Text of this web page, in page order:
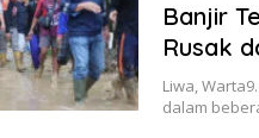
Banjir
Rusak
Liwa,
dalam